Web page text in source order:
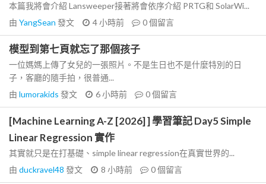
本篇我將會介紹 Lansweeper接著將會依序介紹 PRTG和 SolarWi...
由 YangSean 發文 4 小時前 0個留言
模型到第七頁就忘了那個孩子
一位媽媽上傳了女兒的一張照片。不是生日也不是什麼特別的日
子，客廳的隨手拍，很普通...
由 lumorakids 發文 6 小時前 0個留言
[Machine Learning A-Z [2026] ] 學習筆記 Day5 Simple
Linear Regression 實作
其實就只是在打基礎、simple linear regression在真實世界的...
由 duckravel48 發文 8 小時前 0個留言